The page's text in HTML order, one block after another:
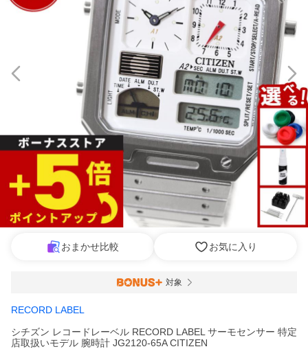
おまかせ比較 お気に入り
対象
RECORD LABEL
シチズン レコードレーベル RECORD LABEL サーモセンサー 特定
店取扱いモデル 腕時計 JG2120-65A CITIZEN